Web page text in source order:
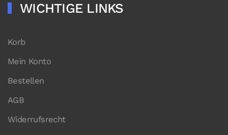
WICHTIGE LINKS
Korb
Mein Konto
Bestellen
AGB
Widerrufsrecht